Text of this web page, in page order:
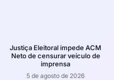
Justiça Eleitoral impede ACM
Neto de censurar veículo de
imprensa
5 de agosto de 2026